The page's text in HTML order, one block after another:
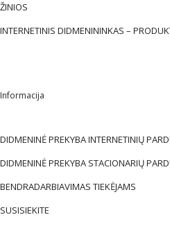
ŽINIOS
INTERNETINIS DIDMENININKAS –
Informacija
DIDMENINĖ PREKYBA INTERNETINIŲ
DIDMENINĖ PREKYBA STACIONARIŲ
BENDRADARBIAVIMAS TIEKĖJAMS
SUSISIEKITE